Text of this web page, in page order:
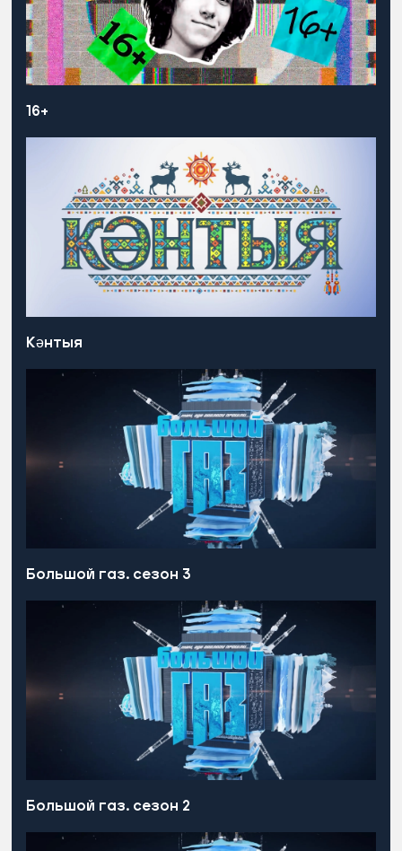
16+
Кәнтыя
Большой газ. сезон 3
Большой газ. сезон 2